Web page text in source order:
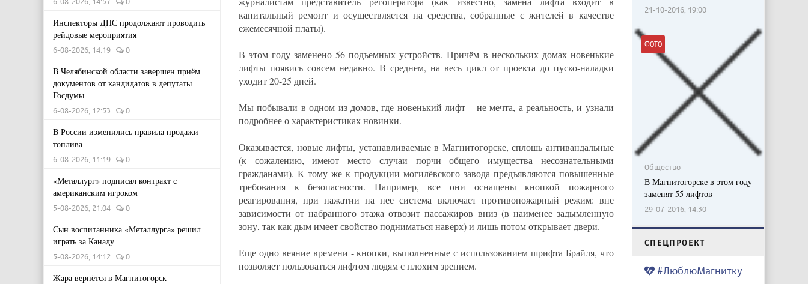
Инспекторы ДПС продолжают проводить
рейдовые мероприятия
6-08-2026, 14:19 0
В Челябинской области завершен приём
документов от кандидатов в депутаты
Госдумы
6-08-2026, 12:53 0
В России изменились правила продажи
топлива
6-08-2026, 11:19 0
«Металлург» подписал контракт с
американским игроком
5-08-2026, 21:04 0
Сын воспитанника «Металлурга» решил
играть за Канаду
5-08-2026, 14:12 0
Жара вернётся в Магнитогорск
капитальный ремонт и осуществляется на средства, собранные с жителей в качестве
ежемесячной платы).
В этом году заменено 56 подъемных устройств. Причём в нескольких домах новенькие
лифты появись совсем недавно. В среднем, на весь цикл от проекта до пуско-наладки
уходит 20-25 дней.
Мы побывали в одном из домов, где новенький лифт – не мечта, а реальность, и узнали
подробнее о характеристиках новинки.
Оказывается, новые лифты, устанавливаемые в Магнитогорске, сплошь антивандальные
(к сожалению, имеют место случаи порчи общего имущества несознательными
гражданами). К тому же к продукции могилёвского завода предъявляются повышенные
требования к безопасности. Например, все они оснащены кнопкой пожарного
реагирования, при нажатии на нее система включает противопожарный режим: вне
зависимости от набранного этажа отвозит пассажиров вниз (в наименее задымленную
зону, так как дым имеет свойство подниматься наверх) и лишь потом открывает двери.
Еще одно веяние времени - кнопки, выполненные с использованием шрифта Брайля, что
позволяет пользоваться лифтом людям с плохим зрением.
21-10-2016, 19:00
ФОТО
Общество
В Магнитогорске в этом году
заменят 55 лифтов
29-07-2016, 14:30
CПЕЦПРОЕКТ
#ЛюблюМагнитку